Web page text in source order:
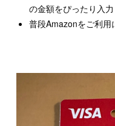
の金額をぴったり入
普段Amazonをご利用